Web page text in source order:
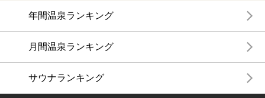
年間温泉ランキング
月間温泉ランキング
サウナランキング